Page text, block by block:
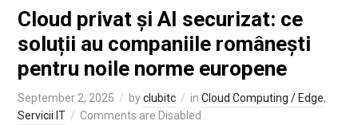
Cloud privat și AI securizat: ce
soluții au companiile românești
pentru noile norme europene
September 2, 2025 byclubitc in Cloud Computing / Edge,
Servicii IT
Comments are Disabled